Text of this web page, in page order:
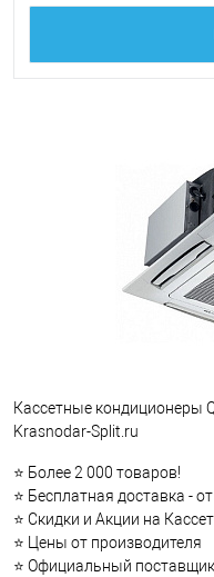
Кассетные кондиционеры
Krasnodar-Split.ru
⭐ Более 2 000 товаров!
⭐ Бесплатная доставка -
⭐ Скидки и Акции на
⭐ Цены от производителя
⭐ Официальный